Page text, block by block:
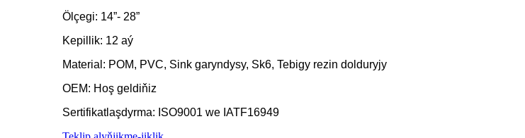
Ölçegi: 14”- 28”
Kepillik: 12 aý
Material: POM, PVC, Sink garyndysy, Sk6, Tebigy rezin dolduryjy
OEM: Hoş geldiňiz
Sertifikatlaşdyrma: ISO9001 we IATF16949